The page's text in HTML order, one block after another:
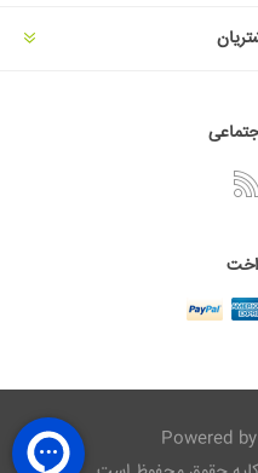
Powered by